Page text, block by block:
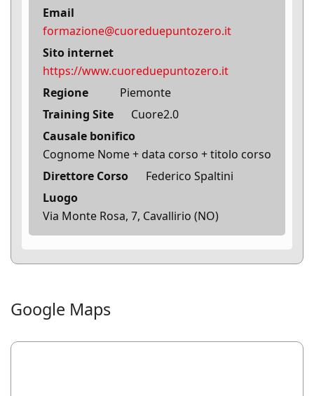
Email
formazione@cuoreduepuntozero.it
Sito internet
https://www.cuoreduepuntozero.it
Regione
Piemonte
Training Site
Cuore2.0
Causale bonifico
Cognome Nome + data corso + titolo corso
Direttore Corso
Federico Spaltini
Luogo
Via Monte Rosa, 7, Cavallirio (NO)
Google Maps